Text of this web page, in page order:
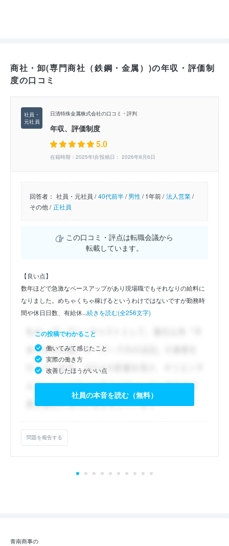
商社・卸(専門商社（鉄鋼・金属）)の年収・評価制
度の口コミ
日清特殊金属株式会社の口コミ・評判
年収、評価制度
5.0
在籍時期：2025年頃/投稿日： 2026年8月6日
回答者： 社員・元社員 / 40代前半/男性/1年前 / 法人営業/
その他 / 正社員
この口コミ・評点は転職会議から
転載しています。
【良い点】
数年ほどで急激なペースアップがあり現場職でもそれなりの給料に
なりました。めちゃくちゃ稼げるというわけではないですが勤務時
間や休日日数、有給休...続きを読む(全256文字)
この投稿でわかること
働いてみて感じたこと
実際の働き方
改善したほうがいい点
社員の本音を読む（無料）
問題を報告する
青南商事の